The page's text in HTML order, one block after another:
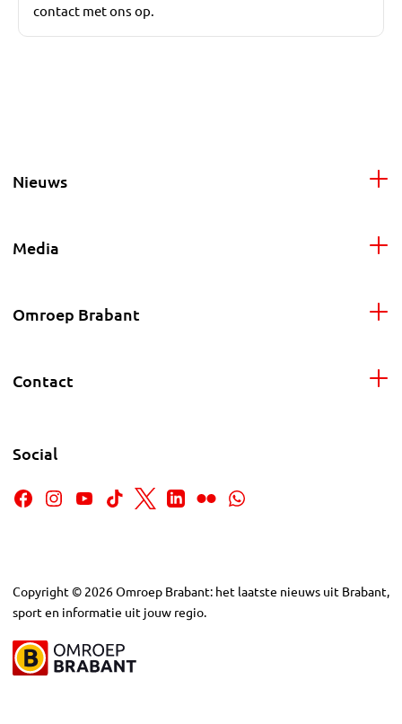
contact met ons op.
Nieuws
Media
Omroep Brabant
Contact
Social
Copyright © 2026Omroep Brabant: het laatste nieuws uit Brabant,
sport en informatie uit jouw regio.